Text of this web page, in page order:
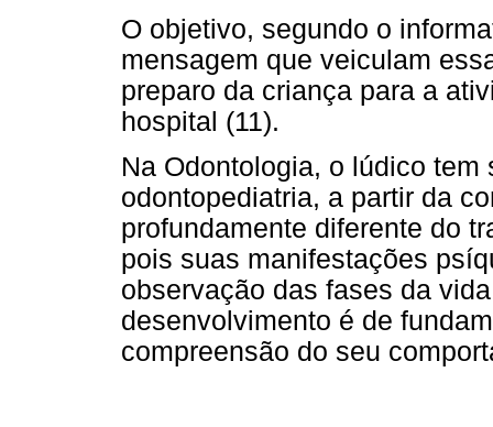
O objetivo, segundo o
mensagem que veiculam
preparo da criança para a
hospital (11).
Na Odontologia, o lúdico
odontopediatria, a partir da
profundamente diferente do
pois suas manifestações
observação das fases da
desenvolvimento é de
compreensão do seu